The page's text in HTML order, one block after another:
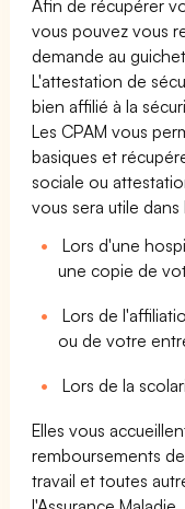
Afin de récupérer
vous pouvez vous
demande au
L'attestation de
bien affilié à la
Les CPAM vous
basiques et
sociale ou
vous sera utile dans
Lors d'une
une copie de
Lors de
ou de votre
Lors de la
Elles vous
remboursements
travail et toutes